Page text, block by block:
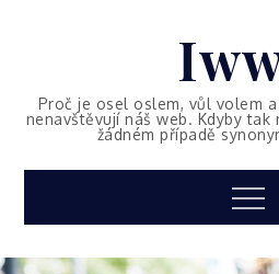
Proč je osel oslem, vůl volem
nenavštěvují náš web. Kdyby
žádném případě
Menu